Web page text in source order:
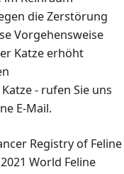
die Zerstörung
Vorgehensweise
Katze erhöht
- rufen Sie uns
E-Mail.
Registry of Feline
World Feline